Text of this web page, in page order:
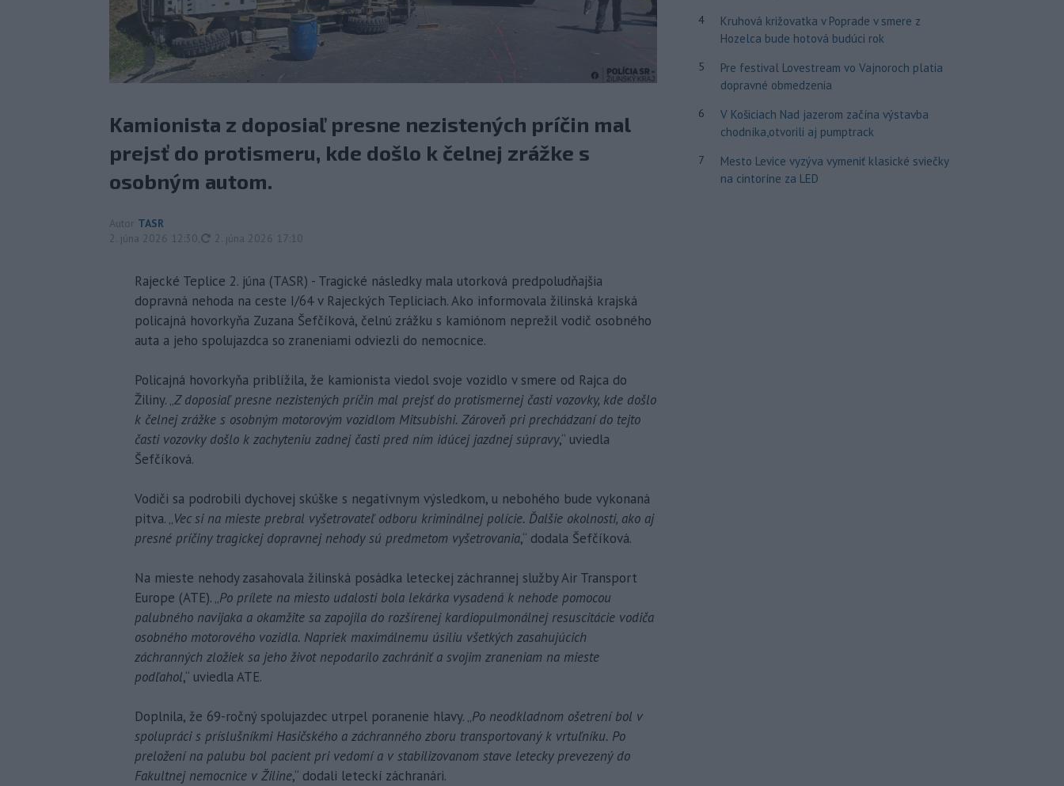
Kamionista z doposiaľ presne nezistených príčin mal
prejsť do protismeru, kde došlo k čelnej zrážke s
osobným autom.
Autor TASR
2. júna 2026 12:30
aktualizované
2. júna 2026 17:10
Rajecké Teplice 2. júna (TASR) - Tragické následky mala utorková predpoludňajšia
dopravná nehoda na ceste I/64 v Rajeckých Tepliciach. Ako informovala žilinská krajská
policajná hovorkyňa Zuzana Šefčíková, čelnú zrážku s kamiónom neprežil vodič osobného
auta a jeho spolujazdca so zraneniami odviezli do nemocnice.
Policajná hovorkyňa priblížila, že kamionista viedol svoje vozidlo v smere od Rajca do
Žiliny. „Z doposiaľ presne nezistených príčin mal prejsť do protismernej časti vozovky, kde došlo
k čelnej zrážke s osobným motorovým vozidlom Mitsubishi. Zároveň pri prechádzaní do tejto
časti vozovky došlo k zachyteniu zadnej časti pred ním idúcej jazdnej súpravy,“ uviedla
Šefčíková.
Vodiči sa podrobili dychovej skúške s negatívnym výsledkom, u nebohého bude vykonaná
pitva. „Vec si na mieste prebral vyšetrovateľ odboru kriminálnej polície. Ďalšie okolnosti, ako aj
presné príčiny tragickej dopravnej nehody sú predmetom vyšetrovania,“ dodala Šefčíková.
Na mieste nehody zasahovala žilinská posádka leteckej záchrannej služby Air Transport
Europe (ATE). „Po prílete na miesto udalosti bola lekárka vysadená k nehode pomocou
palubného navijaka a okamžite sa zapojila do rozšírenej kardiopulmonálnej resuscitácie vodiča
osobného motorového vozidla. Napriek maximálnemu úsiliu všetkých zasahujúcich
záchranných zložiek sa jeho život nepodarilo zachrániť a svojim zraneniam na mieste
podľahol,“ uviedla ATE.
Doplnila, že 69-ročný spolujazdec utrpel poranenie hlavy. „Po neodkladnom ošetrení bol v
spolupráci s príslušníkmi Hasičského a záchranného zboru transportovaný k vrtuľníku. Po
preložení na palubu bol pacient pri vedomí a v stabilizovanom stave letecky prevezený do
Fakultnej nemocnice v Žiline,“ dodali leteckí záchranári.
4
Kruhová križovatka v Poprade v smere z
Hozelca bude hotová budúci rok
5
Pre festival Lovestream vo Vajnoroch platia
dopravné obmedzenia
6
V Košiciach Nad jazerom začína výstavba
chodníka,otvorili aj pumptrack
7
Mesto Levice vyzýva vymeniť klasické sviečky
na cintoríne za LED